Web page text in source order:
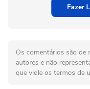
Fazer
Os comentários são de
autores e não
que viole os termos de